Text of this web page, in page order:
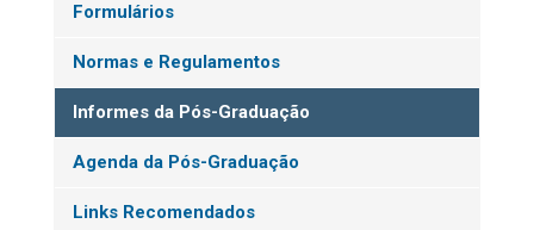
Formulários
Normas e Regulamentos
Informes da Pós-Graduação
Agenda da Pós-Graduação
Links Recomendados